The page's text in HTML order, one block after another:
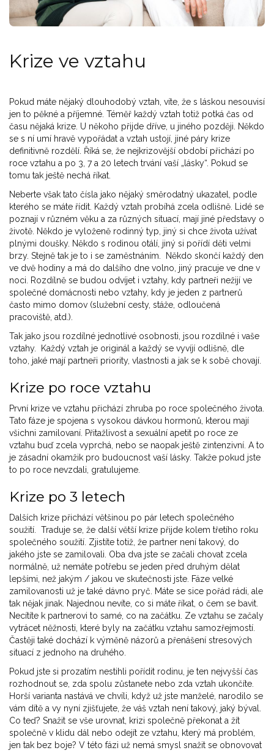
Krize ve vztahu
Pokud máte nějaký dlouhodobý vztah, víte, že s láskou nesouvisí
jen to pěkné a příjemné. Téměř každý vztah totiž potká čas od
času nějaká krize. U někoho přijde dříve, u jiného později. Někdo
se s ní umí hravě vypořádat a vztah ustojí, jiné páry krize
definitivně rozdělí. Říká se, že nejkrizovější období přichází po
roce vztahu a po 3, 7 a 20 letech trvání vaší „lásky“. Pokud se
tomu tak ještě nechá říkat.
Neberte však tato čísla jako nějaký směrodatný ukazatel, podle
kterého se máte řídit. Každý vztah probíhá zcela odlišně. Lidé se
poznají v různém věku a za různých situací, mají jiné představy o
životě. Někdo je vyloženě rodinný typ, jiný si chce života užívat
plnými doušky. Někdo s rodinou otálí, jiný si pořídí děti velmi
brzy. Stejně tak je to i se zaměstnáním. Někdo skončí každý den
ve dvě hodiny a má do dalšího dne volno, jiný pracuje ve dne v
noci. Rozdílně se budou odvíjet i vztahy, kdy partneři nežijí ve
společné domácnosti nebo vztahy, kdy je jeden z partnerů
často mimo domov (služební cesty, stáže, odloučená
pracoviště, atd.).
Tak jako jsou rozdílné jednotlivé osobnosti, jsou rozdílné i vaše
vztahy. Každý vztah je originál a každý se vyvíjí odlišně, dle
toho, jaké mají partneři priority, vlastnosti a jak se k sobě chovají.
Krize po roce vztahu
První krize ve vztahu přichází zhruba po roce společného života.
Tato fáze je spojena s vysokou dávkou hormonů, kterou mají
všichni zamilovaní. Přitažlivost a sexuální apetit po roce ze
vztahu buď zcela vyprchá, nebo se naopak ještě zintenzivní. A to
je zásadní okamžik pro budoucnost vaší lásky. Takže pokud jste
to po roce nevzdali, gratulujeme.
Krize po 3 letech
Dalších krize přichází většinou po pár letech společného
soužití. Traduje se, že další větší krize přijde kolem třetího roku
společného soužití. Zjistíte totiž, že partner není takový, do
jakého jste se zamilovali. Oba dva jste se začali chovat zcela
normálně, už nemáte potřebu se jeden před druhým dělat
lepšími, než jakým / jakou ve skutečnosti jste. Fáze velké
zamilovanosti už je také dávno pryč. Máte se sice pořád rádi, ale
tak nějak jinak. Najednou nevíte, co si máte říkat, o čem se bavit.
Necítíte k partnerovi to samé, co na začátku. Ze vztahu se začaly
vytrácet něžnosti, které byly na začátku vztahu samozřejmostí.
Častěji také dochází k výměně názorů a přenášení stresových
situací z jednoho na druhého.
Pokud jste si prozatím nestihli pořídit rodinu, je ten nejvyšší čas
rozhodnout se, zda spolu zůstanete nebo zda vztah ukončíte.
Horší varianta nastává ve chvíli, když už jste manželé, narodilo se
vám dítě a vy nyní zjišťujete, že váš vztah není takový, jaký býval.
Co teď? Snažit se vše urovnat, krizi společně překonat a žít
společně v klidu dál nebo odejít ze vztahu, který má problém,
jen tak bez boje? V této fázi už nemá smysl snažit se obnovovat